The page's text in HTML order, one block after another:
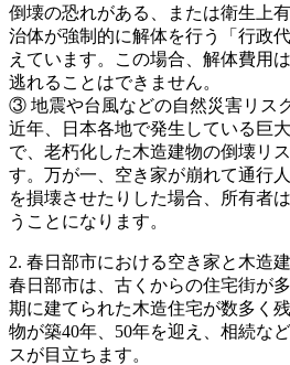
倒壊の恐れがある、または衛生上
治体が強制的に解体を行う「行政
えています。この場合、解体費用
逃れることはできません。
③ 地震や台風などの自然災害リス
近年、日本各地で発生している巨
で、老朽化した木造建物の倒壊リ
す。万が一、空き家が崩れて通行
を損壊させたりした場合、所有者
うことになります。
2. 春日部市における空き家と木造
春日部市は、古くからの住宅街が
期に建てられた木造住宅が数多く
物が築40年、50年を迎え、相続な
スが目立ちます。